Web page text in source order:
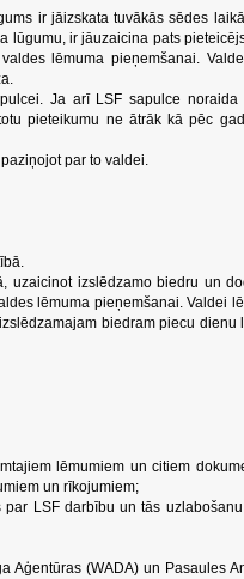
ir jāizskata tuvākās sēdes
lūgumu, ir jāuzaicina pats
lēmuma pieņemšanai.
Ja arī LSF sapulce noraida
pieteikumu ne ātrāk kā pēc
par to valdei.
uzaicinot izslēdzamo biedru un
lēmuma pieņemšanai. Valdei
biedram piecu dienu
lēmumiem un citiem
un rīkojumiem;
LSF darbību un tās
Aģentūras (WADA) un Pasaules